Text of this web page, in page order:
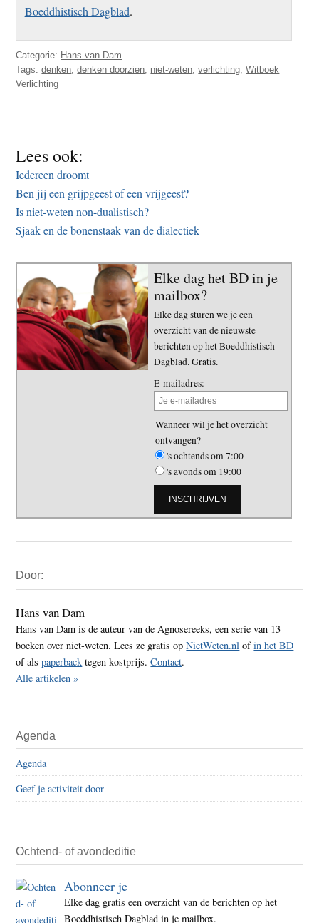
Boeddhistisch Dagblad.
Categorie: Hans van Dam
Tags:denken,denken doorzien, niet-weten,verlichting,Witboek
Verlichting
Lees ook:
Iedereen droomt
Ben jij een grijpgeest of een vrijgeest?
Is niet-weten non-dualistisch?
Sjaak en de bonenstaak van de dialectiek
Elke dag het BD in je
mailbox?
Elke dag sturen we je een
overzicht van de nieuwste
berichten op het Boeddhistisch
Dagblad. Gratis.
E-mailadres:
Wanneer wil je het overzicht
ontvangen?
's ochtends om 7:00
's avonds om 19:00
Sidebar
Door:
Hans van Dam
Hans van Dam is de auteur van de Agnosereeks, een serie van 13
boeken over niet-weten. Lees ze gratis opNietWeten.nl ofin het BD
of alspaperback tegen kostprijs.Contact.
Alle artikelen »
Agenda
Agenda
Geef je activiteit door
Ochtend- of avondeditie
Abonneer je
Elke dag gratis een overzicht van de berichten op het
Boeddhistisch Dagblad in je mailbox.